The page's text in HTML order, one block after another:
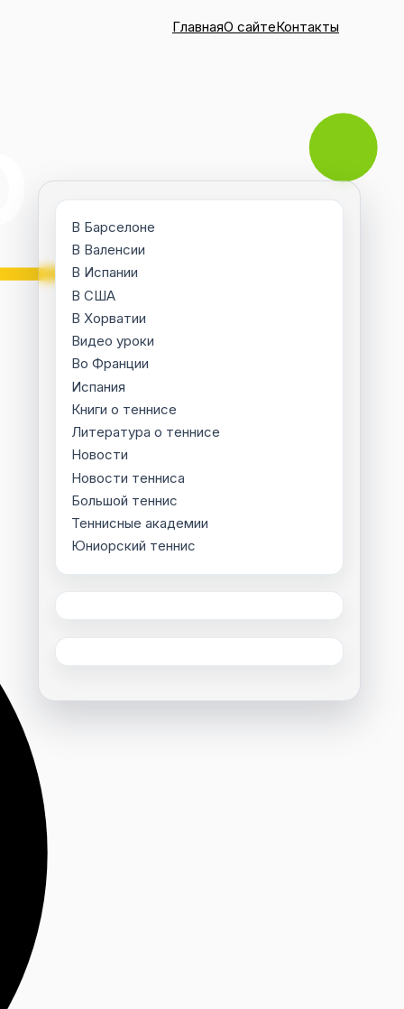
ГлавнаяО сайтеКонтакты
В Барселоне
В Валенсии
В Испании
В США
В Хорватии
Видео уроки
Во Франции
Испания
Книги о теннисе
Литература о теннисе
Новости
Новости тенниса
Большой теннис
Теннисные академии
Юниорский теннис